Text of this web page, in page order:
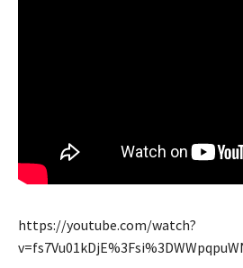
https://youtube.com/watch?